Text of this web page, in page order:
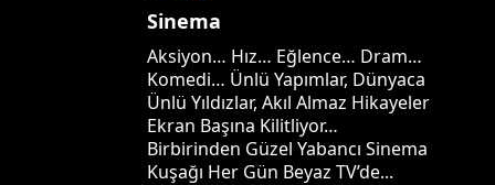
Sinema
Aksiyon… Hız… Eğlence… Dram…
Komedi… Ünlü Yapımlar, Dünyaca
Ünlü Yıldızlar, Akıl Almaz Hikayeler
Ekran Başına Kilitliyor…
Birbirinden Güzel Yabancı Sinema
Kuşağı Her Gün Beyaz TV’de...